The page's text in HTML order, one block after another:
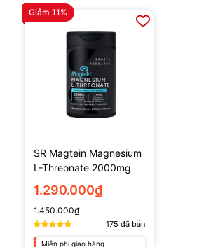
Giảm 11%
SR Magtein Magnesium
L-Threonate 2000mg
(135 Viên)
1.290.000₫
1.450.000₫
175 đã bán
Miễn phí giao hàng